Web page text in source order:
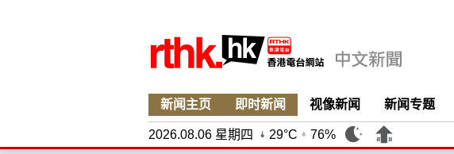
新闻主页 即时新闻 视像新闻 新闻专题
2026.08.06 星期四 29°C 76%